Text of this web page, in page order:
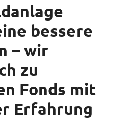
bessere
– wir
zu
Fonds mit
Erfahrung